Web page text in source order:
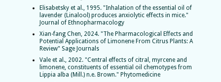
Elisabetsky et al., 1995. "Inhalation of the essential oil of
lavender (Linalool) produces anxiolytic effects in mice."
Journal of Ethnopharmacology
Xian-fang Chen, 2024. "The Pharmacological Effects and
Potential Applications of Limonene From Citrus Plants: A
Review" Sage Journals
Vale et al., 2002. "Central effects of citral, myrcene and
limonene, constituents of essential oil chemotypes from
Lippia alba (Mill.) n.e. Brown." Phytomedicine